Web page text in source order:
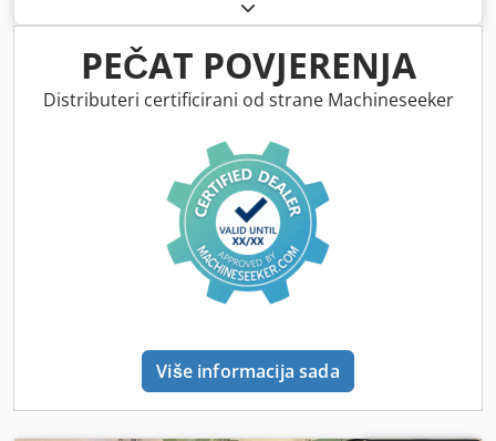
PEČAT POVJERENJA
Distributeri certificirani od strane Machineseeker
Više informacija sada